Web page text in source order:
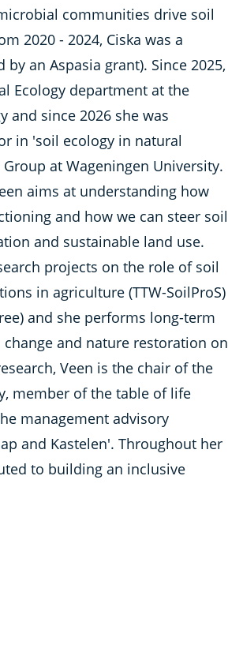
communities drive soil
2020 - 2024, Ciska was a
an Aspasia grant). Since 2025,
Ecology department at the
and since 2026 she was
in 'soil ecology in natural
at Wageningen University.
aims at understanding how
and how we can steer soil
and sustainable land use.
projects on the role of soil
in agriculture (TTW-SoilProS)
and she performs long-term
and nature restoration on
Veen is the chair of the
member of the table of life
management advisory
and Kastelen'. Throughout her
to building an inclusive